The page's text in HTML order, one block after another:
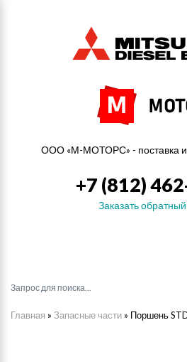
ООО «М-МОТОРС» - поставка и
+7 (812)
Заказать
Главная » Запасные части » Поршень